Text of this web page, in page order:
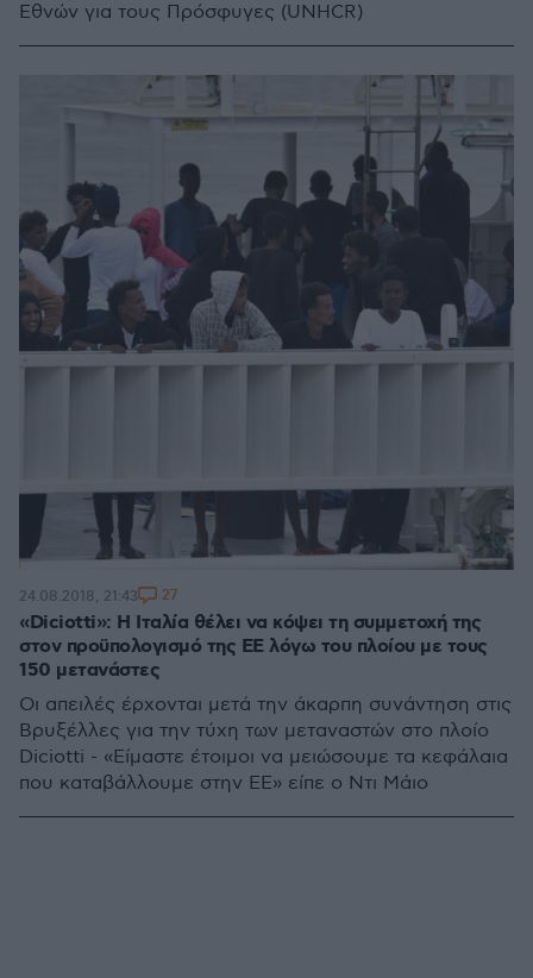
Εθνών για τους Πρόσφυγες (UNHCR)
«Diciotti»: Η Ιταλία θέλει να κόψει τη συμμετοχή της
στον προϋπολογισμό της ΕΕ λόγω του πλοίου με τους
150 μετανάστες
Οι απειλές έρχονται μετά την άκαρπη συνάντηση στις
Βρυξέλλες για την τύχη των μεταναστών στο πλοίο
Diciotti - «Είμαστε έτοιμοι να μειώσουμε τα κεφάλαια
που καταβάλλουμε στην ΕΕ» είπε ο Ντι Μάιο
24.08.2018, 21:43 27